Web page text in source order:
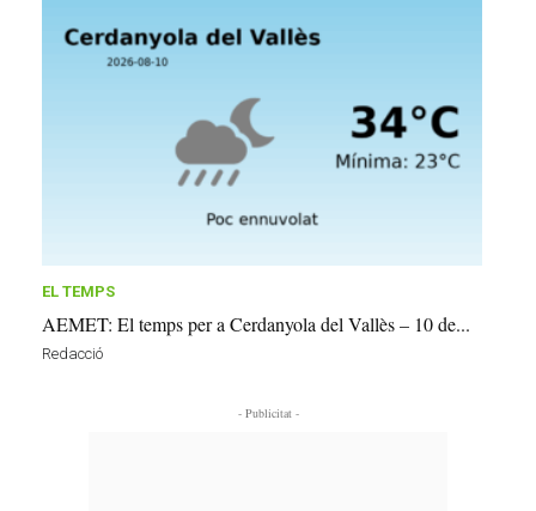
EL TEMPS
AEMET: El temps per a Cerdanyola del Vallès – 10 de...
Redacció
- Publicitat -